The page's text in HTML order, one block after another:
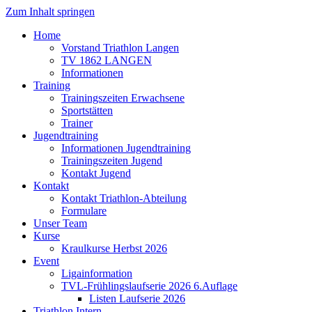
Zum Inhalt springen
Home
Vorstand Triathlon Langen
TV 1862 LANGEN
Informationen
Training
Trainingszeiten Erwachsene
Sportstätten
Trainer
Jugendtraining
Informationen Jugendtraining
Trainingszeiten Jugend
Kontakt Jugend
Kontakt
Kontakt Triathlon-Abteilung
Formulare
Unser Team
Kurse
Kraulkurse Herbst 2026
Event
Ligainformation
TVL-Frühlingslaufserie 2026 6.Auflage
Listen Laufserie 2026